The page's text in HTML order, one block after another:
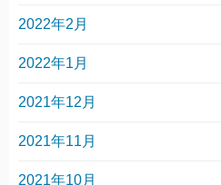
2022年2月
2022年1月
2021年12月
2021年11月
2021年10月